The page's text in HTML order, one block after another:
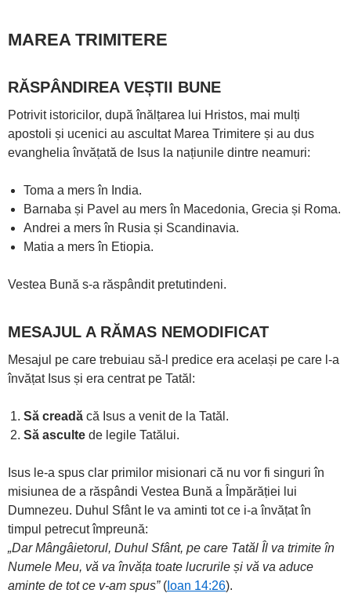
MAREA TRIMITERE
RĂSPÂNDIREA VEȘTII BUNE
Potrivit istoricilor, după înălțarea lui Hristos, mai mulți
apostoli și ucenici au ascultat Marea Trimitere și au dus
evanghelia învățată de Isus la națiunile dintre neamuri:
Toma a mers în India.
Barnaba și Pavel au mers în Macedonia, Grecia și Roma.
Andrei a mers în Rusia și Scandinavia.
Matia a mers în Etiopia.
Vestea Bună s-a răspândit pretutindeni.
MESAJUL A RĂMAS NEMODIFICAT
Mesajul pe care trebuiau să-l predice era același pe care l-a
învățat Isus și era centrat pe Tatăl:
Să creadă că Isus a venit de la Tatăl.
Să asculte de legile Tatălui.
Isus le-a spus clar primilor misionari că nu vor fi singuri în
misiunea de a răspândi Vestea Bună a Împărăției lui
Dumnezeu. Duhul Sfânt le va aminti tot ce i-a învățat în
timpul petrecut împreună:
„Dar Mângâietorul, Duhul Sfânt, pe care Tatăl Îl va trimite în
Numele Meu, vă va învăța toate lucrurile și vă va aduce
aminte de tot ce v-am spus”( Ioan 14:26).